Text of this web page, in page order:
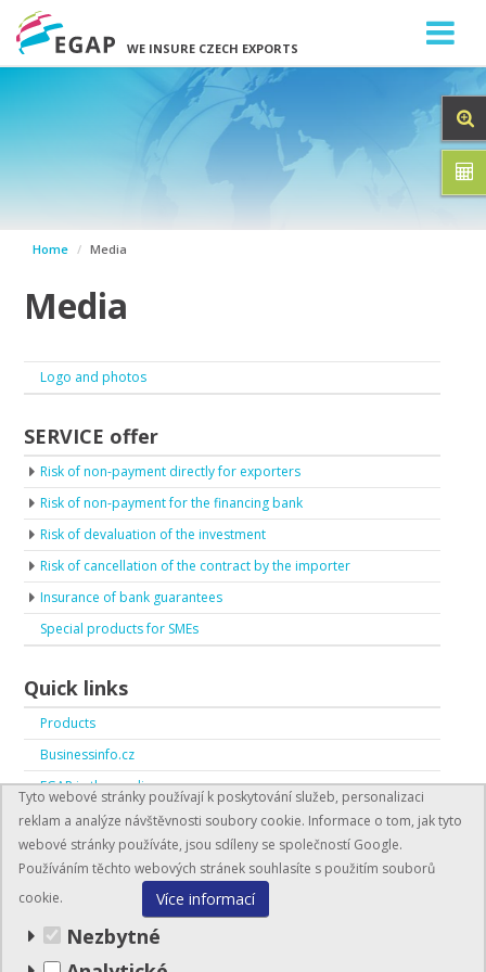
WE INSURE CZECH EXPORTS
Home Media
Media
Logo and photos
SERVICE offer
Risk of non-payment directly for exporters
Risk of non-payment for the financing bank
Risk of devaluation of the investment
Risk of cancellation of the contract by the importer
Insurance of bank guarantees
Special products for SMEs
Quick links
Products
Businessinfo.cz
EGAP in the media
EGAP in numbers
Tyto webové stránky používají k poskytování služeb, personalizaci
reklam a analýze návštěvnosti soubory cookie. Informace o tom, jak tyto
webové stránky používáte, jsou sdíleny se společností Google.
Používáním těchto webových stránek souhlasíte s použitím souborů
cookie.
Více informací
Nezbytné